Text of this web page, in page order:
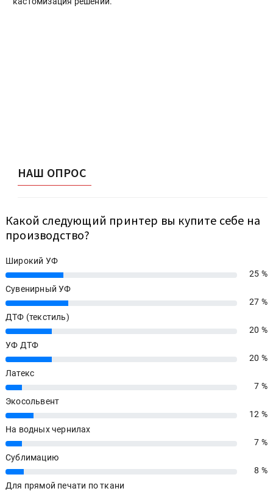
НАШ ОПРОС
Какой следующий принтер вы купите себе на
производство?
Широкий УФ
25%
25 %
Сувенирный УФ
27%
27 %
ДТФ (текстиль)
20%
20 %
УФ ДТФ
20%
20 %
Латекс
7%
7 %
Экосольвент
12%
12 %
На водных чернилах
7%
7 %
Сублимацию
8%
8 %
Для прямой печати по ткани